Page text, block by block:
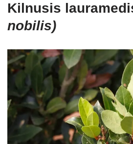
Kilnusis
nobilis)